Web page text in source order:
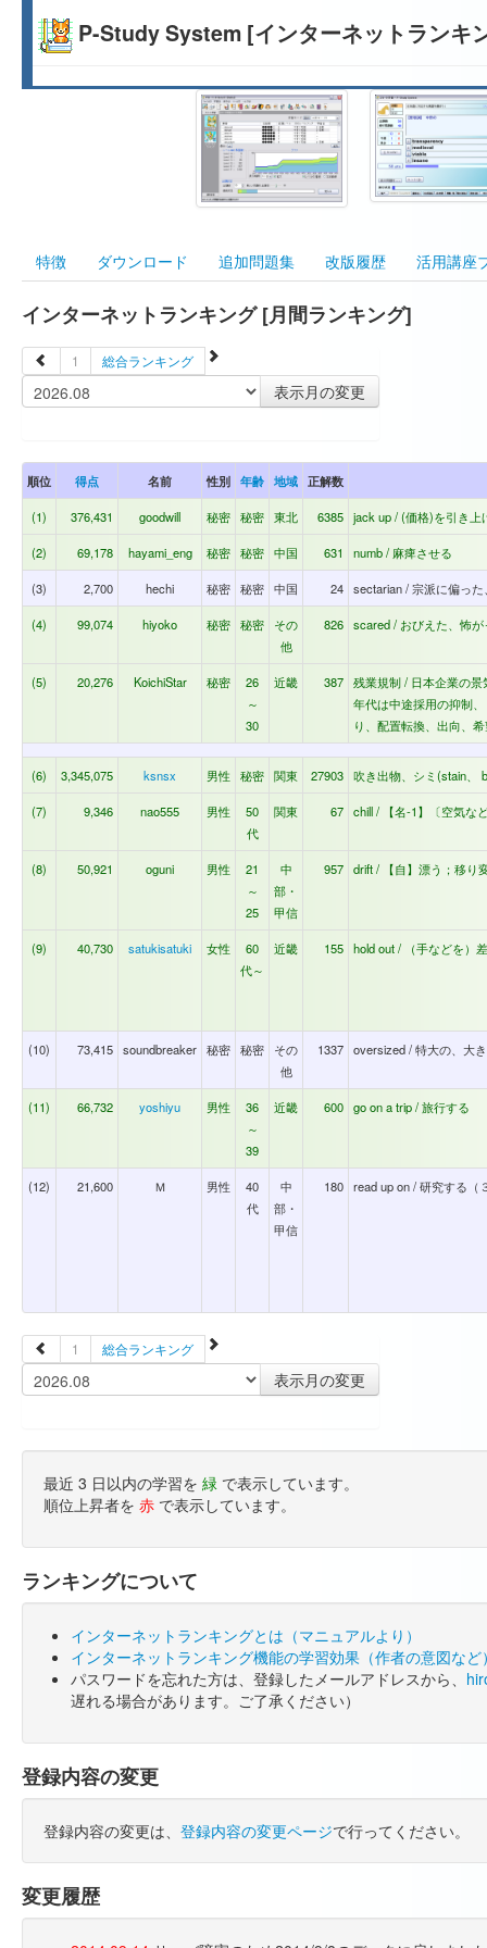
P-Study System [インターネットランキ
特徴 ダウンロード 追加問題集 改版履歴 活用講座
インターネットランキング [月間ランキング]
1 総合ランキング
順位 得点 名前 性別 年齢 地域 正解数
(1) 376,431 goodwill 秘密 秘密 東北 6385 jack up / (価格)を引き上
(2) 69,178 hayami_eng 秘密 秘密 中国 631 numb / 麻痺させる
(3) 2,700 hechi 秘密 秘密 中国 24 sectarian / 宗派に偏っ
(4) 99,074 hiyoko 秘密 秘密
その
他
826 scared / おびえた、怖
(5) 20,276 KoichiStar 秘密
26
～
30
近畿 387 残業規制 / 日本企業の
年代は中途採用の抑制
り、配置転換、出向、
(6) 3,345,075 ksnsx 男性 秘密 関東 27903 吹き出物、シミ(stain、
(7) 9,346 nao555 男性
50
代
関東 67 chill / 【名-1】〔空気な
(8) 50,921 oguni 男性
21
～
25
中
部・
甲信
957 drift / 【自】漂う；移
(9) 40,730 satukisatuki 女性
60
代～
近畿 155 hold out / （手などを）
(10) 73,415 soundbreaker 秘密 秘密
その
他
1337 oversized / 特大の、大
(11) 66,732 yoshiyu 男性
36
～
39
近畿 600 go on a trip / 旅行する
(12) 21,600 Ｍ 男性
40
代
中
部・
甲信
180 read up on / 研究する（
1 総合ランキング
最近 3 日以内の学習を 緑 で表示しています。
順位上昇者を 赤 で表示しています。
ランキングについて
インターネットランキングとは（マニュアルより）
インターネットランキング機能の学習効果（作者の意図など
パスワードを忘れた方は、登録したメールアドレスから、
遅れる場合があります。ご了承ください）
登録内容の変更
登録内容の変更は、 登録内容の変更ページで行ってください。
変更履歴